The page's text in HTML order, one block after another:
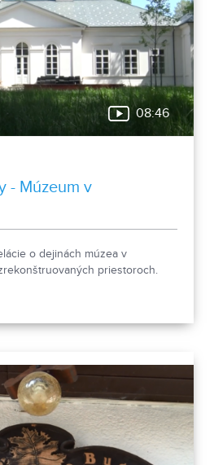
08:46
- Múzeum v
o dejinách múzea v
priestoroch.